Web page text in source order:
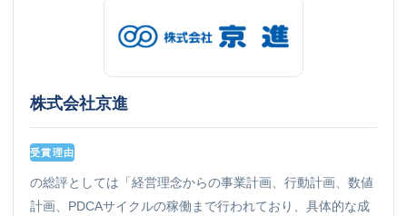
株式会社京進
受賞理由
の総評としては「経営理念からの事業計画、行動計画、数値
計画、PDCAサイクルの稼働まで行われており、具体的な成